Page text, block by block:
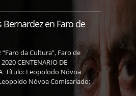
Bernardez en Faro de
da Cultura”, Faro de
CENTENARIO DE
Título: Leopolodo Nóvoa
Nóvoa Comisariado: